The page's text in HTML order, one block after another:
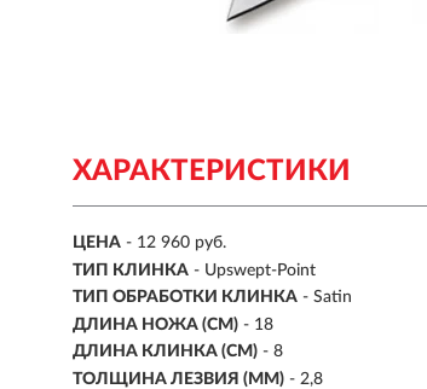
ХАРАКТЕРИСТИКИ
ЦЕНА - 12 960 руб.
ТИП КЛИНКА - Upswept-Point
ТИП ОБРАБОТКИ КЛИНКА - Satin
ДЛИНА НОЖА (СМ) - 18
ДЛИНА КЛИНКА (СМ) - 8
ТОЛЩИНА ЛЕЗВИЯ (ММ) - 2,8